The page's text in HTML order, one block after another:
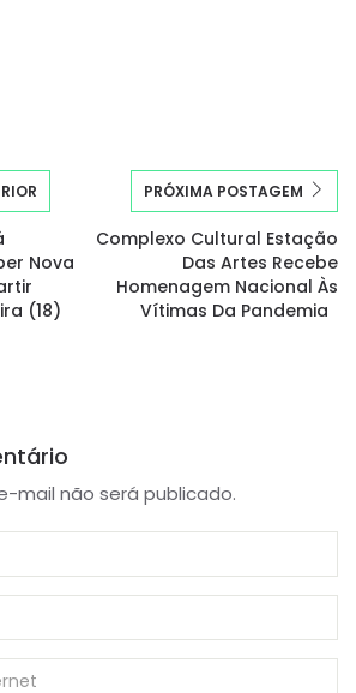
Nova
(18)
PRÓXIMA POSTAGEM
Complexo Cultural Estação
Das Artes Recebe
Homenagem Nacional Às
Vítimas Da Pandemia
mail não será publicado.